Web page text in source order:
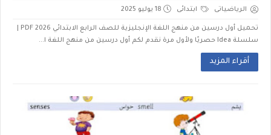
الرياضياتى ابتدائى 18 يوليو 2025
تحميل أول درسين من منهج اللغة الإنجليزية للصف الرابع الابتدائي 2026 PDF |
سلسلة Idea حصريًا ولأول مرة نقدم لكم أول درسين من منهج اللغة ا...
أقراء المزيد